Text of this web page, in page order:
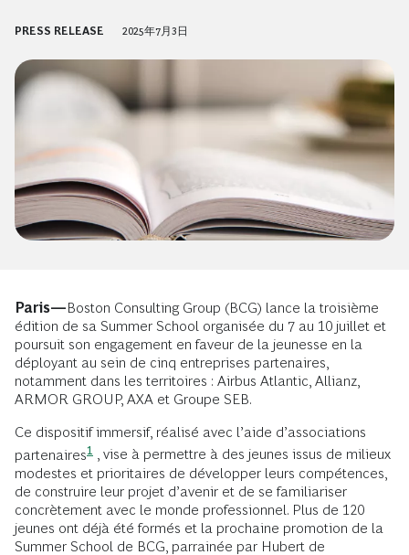
PRESS RELEASE 2025年7月3日
Paris—Boston Consulting Group (BCG) lance la troisième
édition de sa Summer School organisée du 7 au 10 juillet et
poursuit son engagement en faveur de la jeunesse en la
déployant au sein de cinq entreprises partenaires,
notamment dans les territoires : Airbus Atlantic, Allianz,
ARMOR GROUP, AXA et Groupe SEB.
Ce dispositif immersif, réalisé avec l’aide d’associations
partenaires1 , vise à permettre à des jeunes issus de milieux
modestes et prioritaires de développer leurs compétences,
de construire leur projet d’avenir et de se familiariser
concrètement avec le monde professionnel. Plus de 120
jeunes ont déjà été formés et la prochaine promotion de la
Summer School de BCG, parrainée par Hubert de